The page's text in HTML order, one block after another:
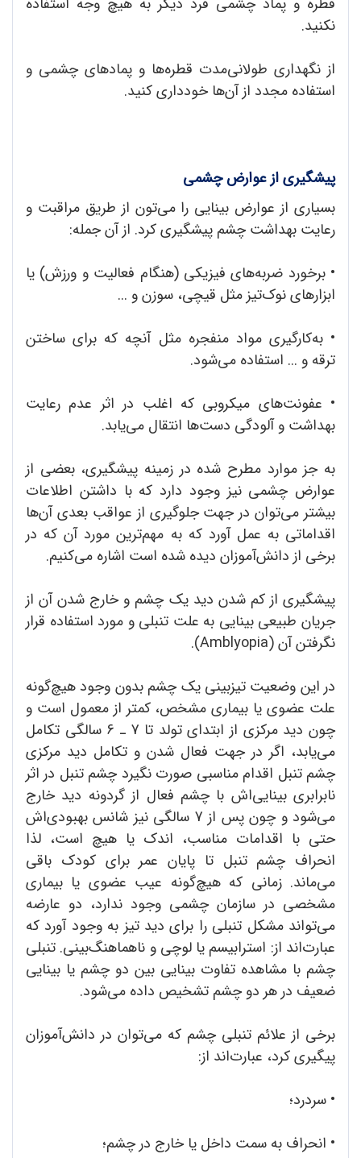
نکنید.
از نگهداری طولانی‌مدت قطره‌ها و پمادهای چشمی و
استفاده مجدد از آن‌ها خودداری کنید.
پیشگیری از عوارض چشمی
بسیاری از عوارض بینایی را می‌تون از طریق مراقبت و
رعایت بهداشت چشم پیشگیری کرد. از آن جمله:
• برخورد ضربه‌های فیزیکی (هنگام فعالیت و ورزش) یا
ابزارهای نوک‌تیز مثل قیچی، سوزن و ...
• به‌کارگیری مواد منفجره مثل آنچه که برای ساختن
ترقه و ... استفاده می‌شود.
• عفونت‌های میکروبی که اغلب در اثر عدم رعایت
بهداشت و آلودگی دست‌ها انتقال می‌یابد.
به جز موارد مطرح شده در زمینه پیشگیری، بعضی از
عوارض چشمی نیز وجود دارد که با داشتن اطلاعات
بیشتر می‌توان در جهت جلوگیری از عواقب بعدی آن‌ها
اقداماتی به عمل آورد که به مهم‌ترین مورد آن که در
برخی از دانش‌آموزان دیده شده است اشاره می‌کنیم.
پیشگیری از کم شدن دید یک چشم و خارج شدن آن از
جریان طبیعی بینایی به علت تنبلی و مورد استفاده قرار
نگرفتن آن (Amblyopia).
در این وضعیت تیزبینی یک چشم بدون وجود هیچ‌گونه
علت عضوی یا بیماری مشخص، کمتر از معمول است و
چون دید مرکزی از ابتدای تولد تا 7 ـ 6 سالگی تکامل
می‌یابد، اگر در جهت فعال شدن و تکامل دید مرکزی
چشم تنبل اقدام مناسبی صورت نگیرد چشم تنبل در اثر
نابرابری بینایی‌اش با چشم فعال از گردونه دید خارج
می‌شود و چون پس از 7 سالگی نیز شانس بهبودی‌اش
حتی با اقدامات مناسب، اندک یا هیچ است، لذا
انحراف چشم تنبل تا پایان عمر برای کودک باقی
می‌ماند. زمانی که هیچ‌گونه عیب عضوی یا بیماری
مشخصی در سازمان چشمی وجود ندارد، دو عارضه
می‌تواند مشکل تنبلی را برای دید تیز به وجود آورد که
عبارت‌اند از: استرابیسم یا لوچی و ناهماهنگ‌بینی. تنبلی
چشم با مشاهده تفاوت بینایی بین دو چشم یا بینایی
ضعیف در هر دو چشم تشخیص داده می‌شود.
برخی از علائم تنبلی چشم که می‌توان در دانش‌آموزان
پیگیری کرد، عبارت‌اند از:
• سردرد؛
• انحراف به سمت داخل یا خارج در چشم؛